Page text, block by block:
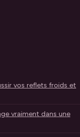
vos reflets froids et
vraiment dans une